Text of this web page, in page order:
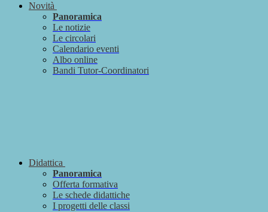
Novità
Panoramica
Le notizie
Le circolari
Calendario eventi
Albo online
Bandi Tutor-Coordinatori
Didattica
Panoramica
Offerta formativa
Le schede didattiche
I progetti delle classi